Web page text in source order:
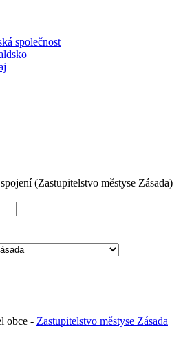
společnost
(Zastupitelstvo městyse Zásada)
obce - Zastupitelstvo městyse Zásada